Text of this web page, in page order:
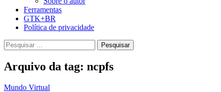
Ferramentas
GTK+BR
Política de privacidade
Pesquisar
por:
Arquivo da tag: ncpfs
Mundo Virtual